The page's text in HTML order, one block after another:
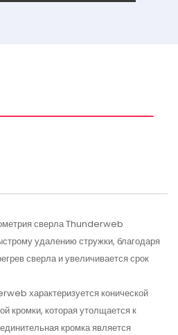
сверла Thunderweb
удалению стружки, благодаря
сверла и увеличивается срок
характеризуется конической
кромки, которая утолщается к
кромка является